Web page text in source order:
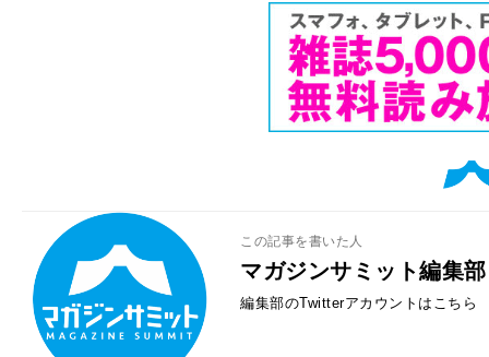
この記事を書いた人
マガジンサミット編集部
編集部のTwitterアカウントはこちら